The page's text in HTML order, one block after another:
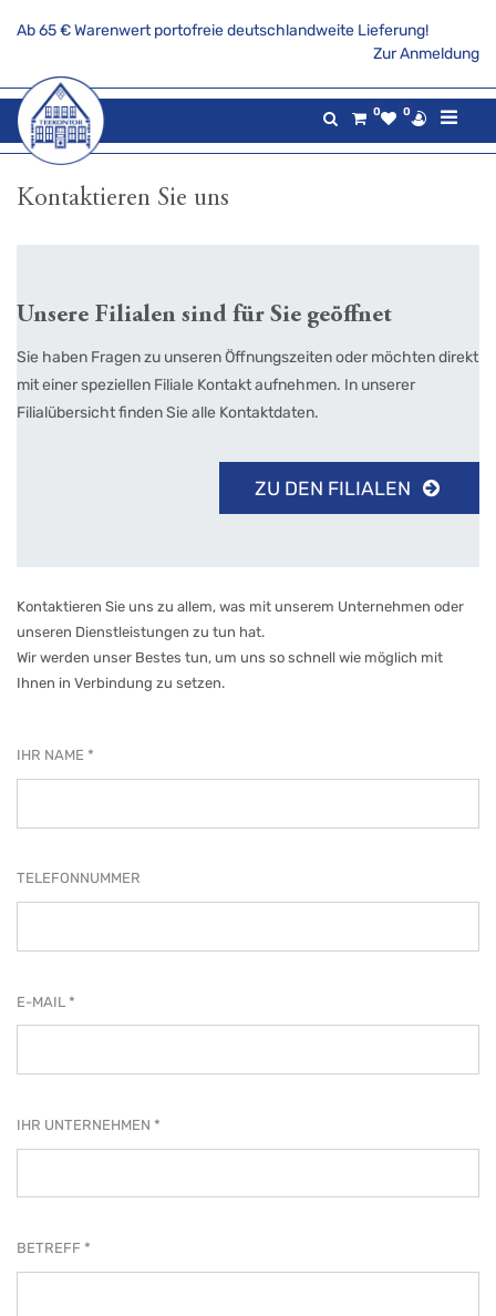
Ab 65 € Warenwert portofreie deutschlandweite Lieferung!
Zur Anmeldung
0 0
Kontaktieren Sie uns
Unsere Filialen sind für Sie geöffnet
Sie haben Fragen zu unseren Öffnungszeiten oder möchten direkt
mit einer speziellen Filiale Kontakt aufnehmen. In unserer
Filialübersicht finden Sie alle Kontaktdaten.
ZU DEN FILIALEN
Kontaktieren Sie uns zu allem, was mit unserem Unternehmen oder
unseren Dienstleistungen zu tun hat.
Wir werden unser Bestes tun, um uns so schnell wie möglich mit
Ihnen in Verbindung zu setzen.
IHR NAME
TELEFONNUMMER
E-MAIL
IHR UNTERNEHMEN
BETREFF